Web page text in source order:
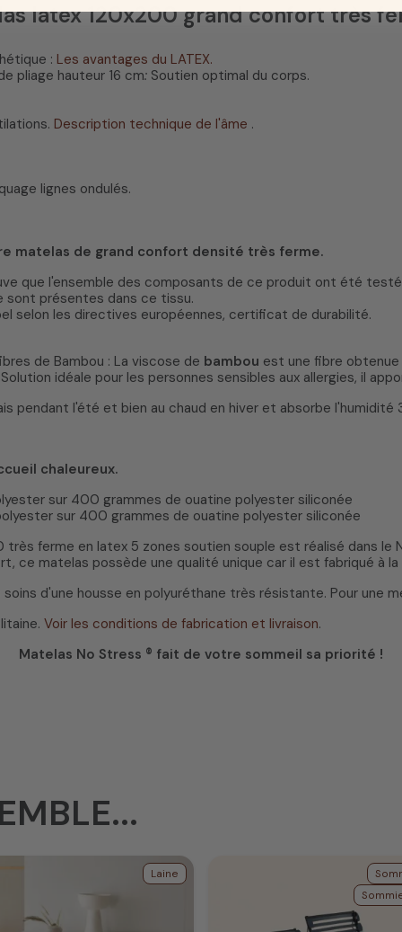
latex 120x200 grand confort très
: Les avantages du LATEX.
pliage hauteur 16 cm: Soutien optimal du corps.
Description technique de l'âme .
lignes ondulés.
matelas de grand confort densité très ferme.
que l'ensemble des composants de ce produit ont été
sont présentes dans ce tissu.
selon les directives européennes, certificat de durabilité.
de Bambou : La viscose de bambou est une fibre obtenue
idéale pour les personnes sensibles aux allergies, il
pendant l'été et bien au chaud en hiver et absorbe l'humidité
chaleureux.
sur 400 grammes de ouatine polyester siliconée
sur 400 grammes de ouatine polyester siliconée
ferme en latex 5 zones soutien souple est réalisé dans le
ce matelas possède une qualité unique car il est fabriqué à la
d'une housse en polyuréthane très résistante. Pour une
Voir les conditions de fabrication et livraison.
Matelas No Stress ® fait de votre sommeil sa priorité !
Laine